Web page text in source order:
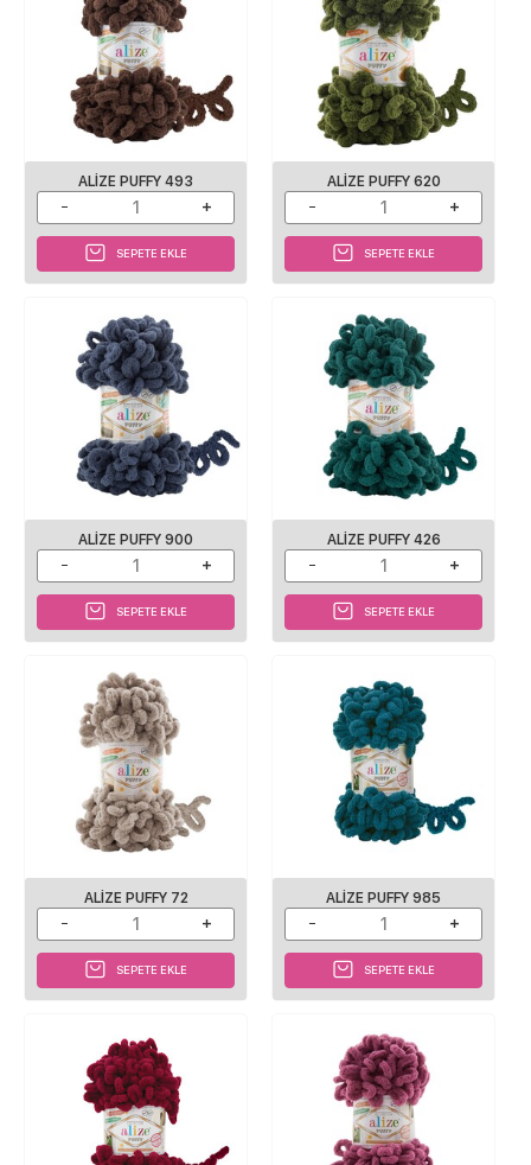
ALIZE PUFFY 493
SEPETE EKLE
ALIZE PUFFY 620
SEPETE EKLE
ALIZE PUFFY 900
SEPETE EKLE
ALIZE PUFFY 426
SEPETE EKLE
ALIZE PUFFY 72
SEPETE EKLE
ALIZE PUFFY 985
SEPETE EKLE